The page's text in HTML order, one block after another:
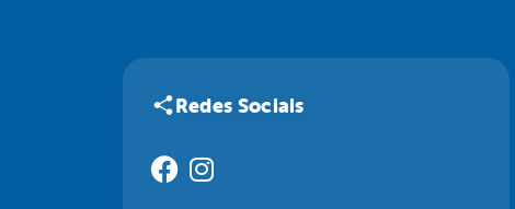
Redes Sociais